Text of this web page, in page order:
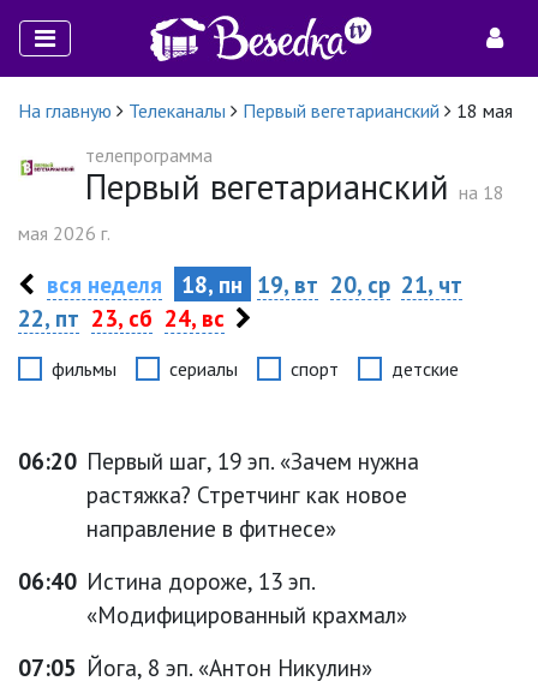
На главную Телеканалы Первый вегетарианский
18 мая
телепрограмма
Первый вегетарианский на 18
мая 2026 г.
вся неделя 18, пн 19, вт 20, ср 21, чт
22, пт 23, сб 24, вс
фильмы сериалы спорт детские
06:20 Первый шаг, 19 эп. «Зачем нужна
растяжка? Стретчинг как новое
направление в фитнесе»
06:40 Истина дороже, 13 эп.
«Модифицированный крахмал»
07:05 Йога, 8 эп. «Антон Никулин»